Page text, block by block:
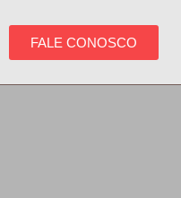
FALE CONOSCO